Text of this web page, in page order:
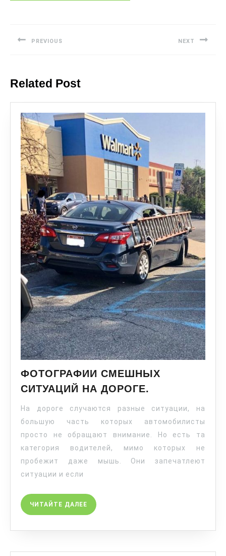
PREVIOUS NEXT
Related Post
ФОТОГРАФИИ СМЕШНЫХ
СИТУАЦИЙ НА ДОРОГЕ.
На дороге случаются разные ситуации, на
большую часть которых автомобилисты
просто не обращают внимание. Но есть та
категория водителей, мимо которых не
пробежит даже мышь. Они запечатлеют
ситуации и если
ЧИТАЙТЕ ДАЛЕЕ